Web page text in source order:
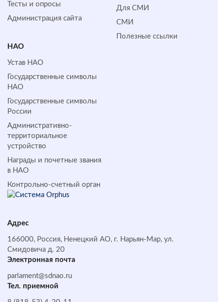
Тесты и опросы
Администрация сайта
Для СМИ
СМИ
Полезные ссылки
НАО
Устав НАО
Государственные символы
НАО
Государственные символы
России
Административно-
территориальное
устройство
Награды и почетные звания
в НАО
Контрольно-счетный орган
Адрес
166000, Россия, Ненецкий АО, г. Нарьян-Мар, ул.
Смидовича д. 20
Электронная почта
parlament@sdnao.ru
Тел. приемной